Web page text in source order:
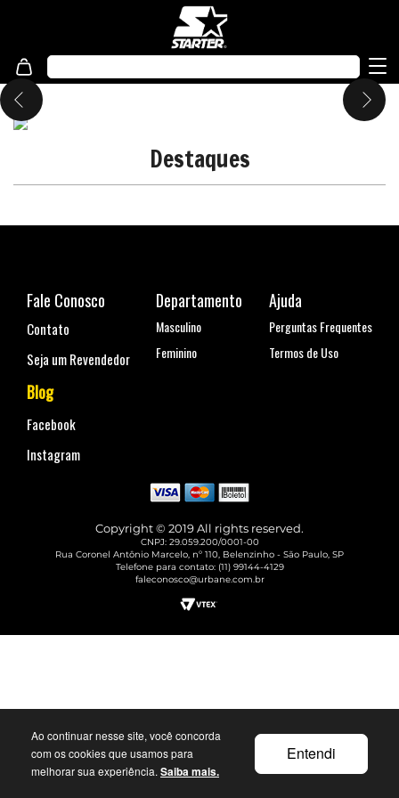
Ao continuar nesse site, você concorda
com os cookies que usamos para
melhorar sua experiência. Saiba mais.
Entendi
Destaques
Fale Conosco
Contato
Seja um Revendedor
Blog
Facebook
Instagram
Departamento
Masculino
Feminino
Ajuda
Perguntas Frequentes
Termos de Uso
Copyright © 2019 All rights reserved.
CNPJ: 29.059.200/0001-00
Rua Coronel Antônio Marcelo, nº 110, Belenzinho - São Paulo, SP
Telefone para contato: (11) 99144-4129
faleconosco@urbane.com.br